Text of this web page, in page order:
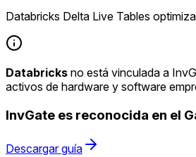
Databricks Delta Live Tables
Databricks no está vinculada a
activos de hardware y software
InvGate es reconocida en el
Descargar guía